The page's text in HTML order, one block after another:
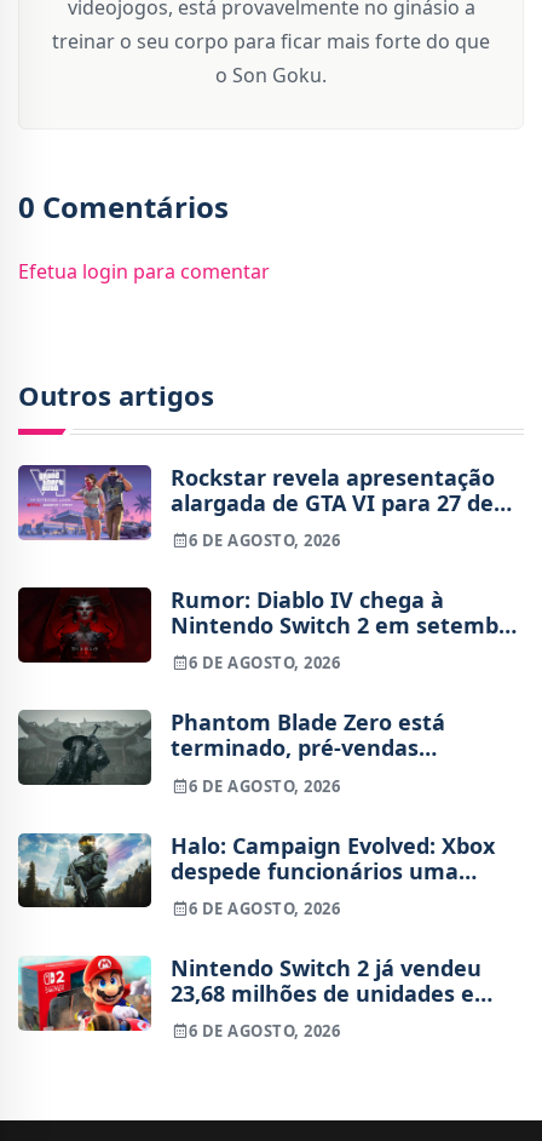
videojogos, está provavelmente no ginásio a
treinar o seu corpo para ficar mais forte do que
o Son Goku.
0 Comentários
Efetua login para comentar
Outros artigos
Rockstar revela apresentação
alargada de GTA VI para 27 de
agosto
6 DE AGOSTO, 2026
Rumor: Diablo IV chega à
Nintendo Switch 2 em setembro
e vai custar o preço de um jogo
novo
6 DE AGOSTO, 2026
Phantom Blade Zero está
terminado, pré-vendas
começam na próxima semana
6 DE AGOSTO, 2026
Halo: Campaign Evolved: Xbox
despede funcionários uma
semana após o lançamento
6 DE AGOSTO, 2026
Nintendo Switch 2 já vendeu
23,68 milhões de unidades e
está 4 milhões à frente da
Switch original no mesmo
6 DE AGOSTO, 2026